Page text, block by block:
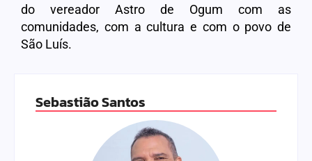
do vereador Astro de Ogum com as
comunidades, com a cultura e com o povo de
São Luís.
Sebastião Santos